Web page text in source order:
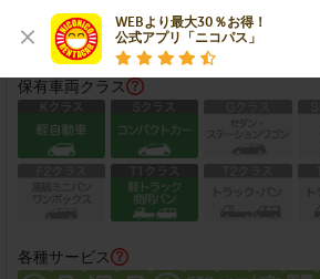
WEBより最大30％お得！
公式アプリ「ニコパス」
この店舗で予約する
保有車両クラス
各種サービス